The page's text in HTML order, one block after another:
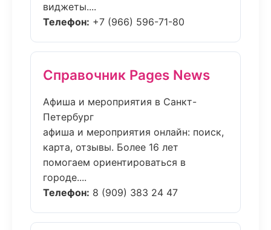
виджеты....
Телефон: +7 (966) 596-71-80
Справочник Pages News
Афиша и мероприятия в Санкт-
Петербург
афиша и мероприятия онлайн: поиск,
карта, отзывы. Более 16 лет
помогаем ориентироваться в
городе....
Телефон: 8 (909) 383 24 47